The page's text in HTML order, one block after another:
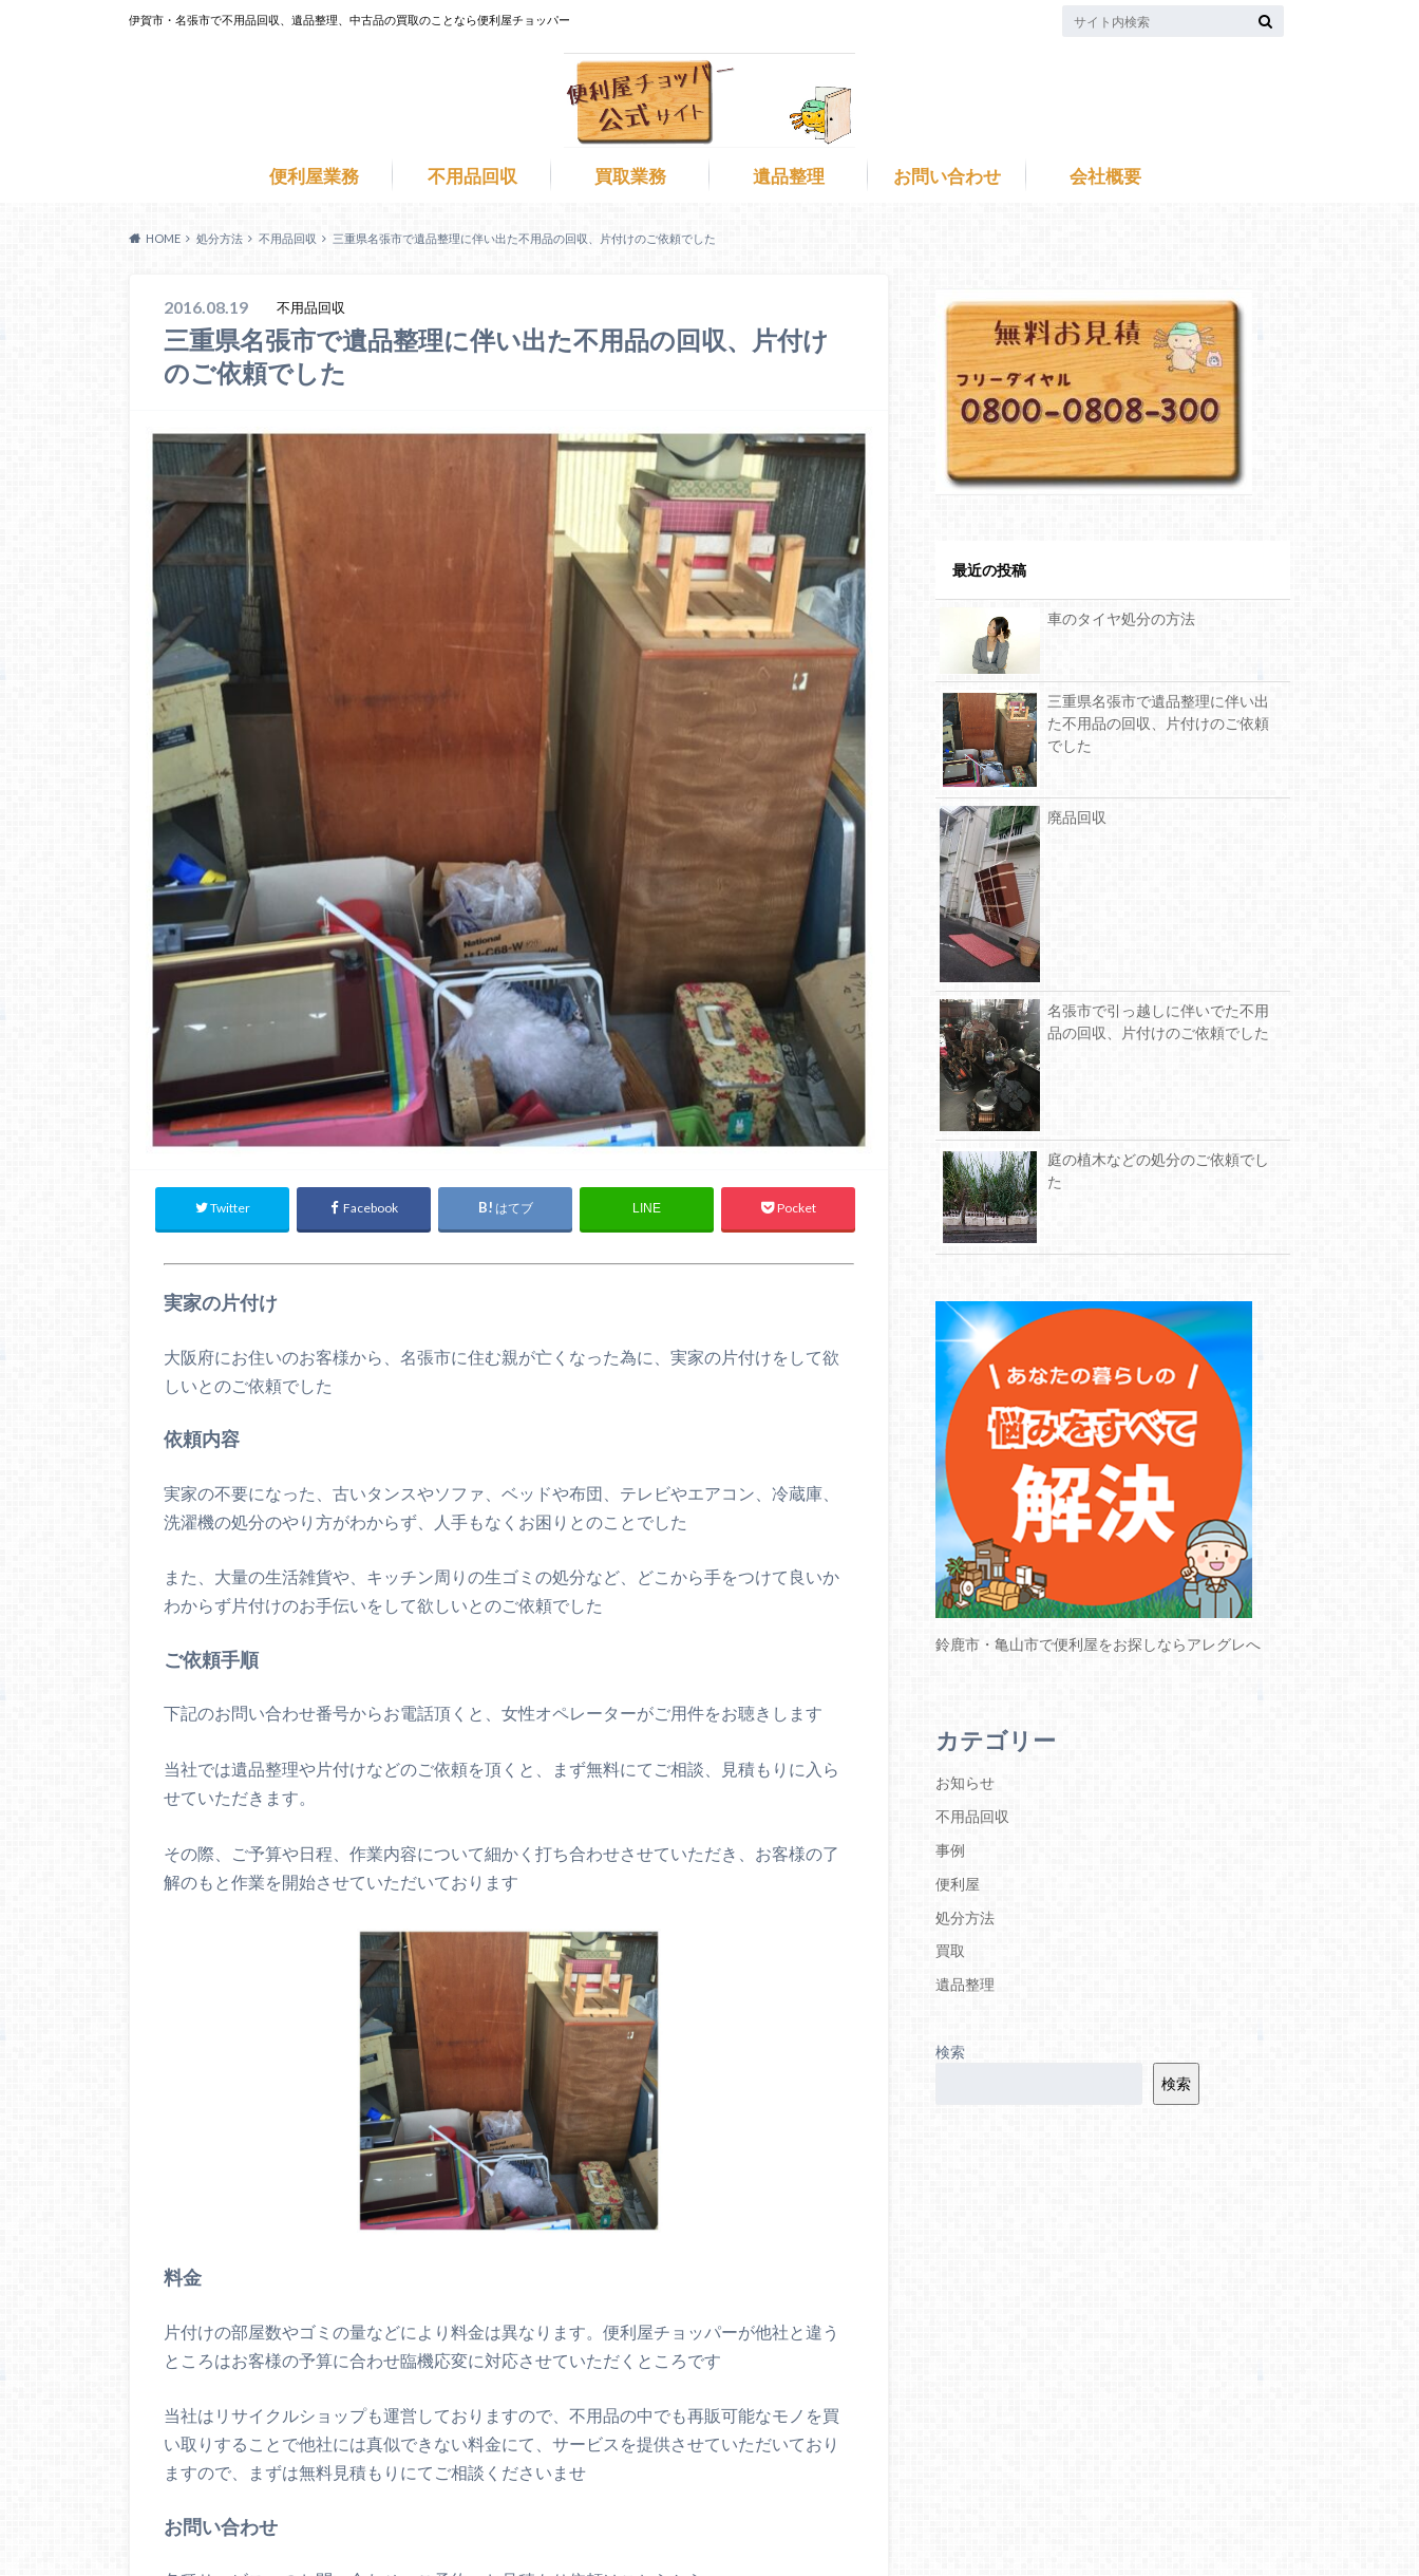
伊賀市・名張市で不用品回収、遺品整理、中古品の買取のことなら便利屋チョッパー
便利屋業務 不用品回収 買取業務 遺品整理 お問い合わせ 会社概要
HOME 処分方法 不用品回収 三重県名張市で遺品整理に伴い出た不用品の回収、片付けのご依頼でした
2016.08.19 不用品回収
三重県名張市で遺品整理に伴い出た不用品の回収、片付け
のご依頼でした
Twitter Facebook はてブ LINE Pocket
実家の片付け
大阪府にお住いのお客様から、名張市に住む親が亡くなった為に、実家の片付けをして欲
しいとのご依頼でした
依頼内容
実家の不要になった、古いタンスやソファ、ベッドや布団、テレビやエアコン、冷蔵庫、
洗濯機の処分のやり方がわからず、人手もなくお困りとのことでした
また、大量の生活雑貨や、キッチン周りの生ゴミの処分など、どこから手をつけて良いか
わからず片付けのお手伝いをして欲しいとのご依頼でした
ご依頼手順
下記のお問い合わせ番号からお電話頂くと、女性オペレーターがご用件をお聴きします
当社では遺品整理や片付けなどのご依頼を頂くと、まず無料にてご相談、見積もりに入ら
せていただきます。
その際、ご予算や日程、作業内容について細かく打ち合わせさせていただき、お客様の了
解のもと作業を開始させていただいております
料金
片付けの部屋数やゴミの量などにより料金は異なります。便利屋チョッパーが他社と違う
ところはお客様の予算に合わせ臨機応変に対応させていただくところです
当社はリサイクルショップも運営しておりますので、不用品の中でも再販可能なモノを買
い取りすることで他社には真似できない料金にて、サービスを提供させていただいており
ますので、まずは無料見積もりにてご相談くださいませ
お問い合わせ
最近の投稿
車のタイヤ処分の方法
三重県名張市で遺品整理に伴い出
た不用品の回収、片付けのご依頼
でした
廃品回収
名張市で引っ越しに伴いでた不用
品の回収、片付けのご依頼でした
庭の植木などの処分のご依頼でし
た
鈴鹿市・亀山市で便利屋をお探しならアレグレへ
カテゴリー
お知らせ
不用品回収
事例
便利屋
処分方法
買取
遺品整理
検索
検索